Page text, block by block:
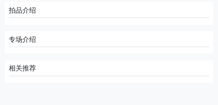
拍品介绍
专场介绍
相关推荐